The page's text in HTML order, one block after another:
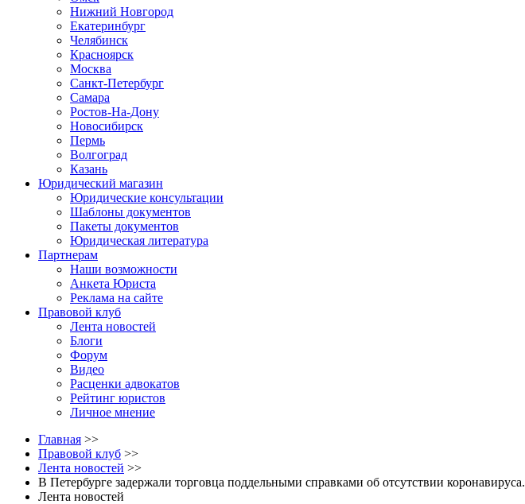
Нижний Новгород
Екатеринбург
Челябинск
Красноярск
Москва
Санкт-Петербург
Самара
Ростов-На-Дону
Новосибирск
Пермь
Волгоград
Казань
Юридический магазин
Юридические консультации
Шаблоны документов
Пакеты документов
Юридическая литература
Партнерам
Наши возможности
Анкета Юриста
Реклама на сайте
Правовой клуб
Лента новостей
Блоги
Форум
Видео
Расценки адвокатов
Рейтинг юристов
Личное мнение
Главная >>
Правовой клуб >>
Лента новостей >>
В Петербурге задержали торговца поддельными справками об отсутствии коронавируса.
Лента новостей